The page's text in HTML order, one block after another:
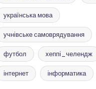
українська мова
учнівське самоврядування
футбол хеппі_челендж
інтернет інформатика